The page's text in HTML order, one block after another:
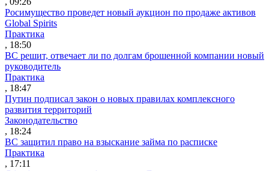
Росимущество проведет новый аукцион по продаже активов
Global Spirits
Практика
, 18:50
ВС решит, отвечает ли по долгам брошенной компании новый
руководитель
Практика
, 18:47
Путин подписал закон о новых правилах комплексного
развития территорий
Законодательство
, 18:24
ВС защитил право на взыскание займа по расписке
Практика
, 17:11